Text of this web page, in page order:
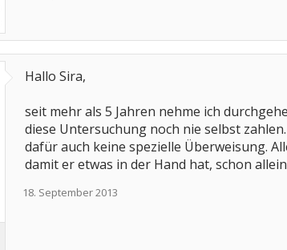
Hallo Sira,
seit mehr als 5 Jahren nehme ich
diese Untersuchung noch nie selbst
dafür auch keine spezielle Überweisung.
damit er etwas in der Hand hat, schon
18. September 2013